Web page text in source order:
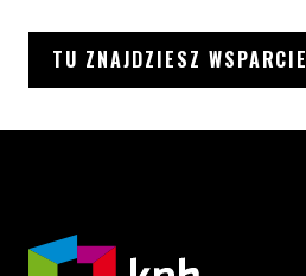
TU ZNAJDZIESZ WSPARCIE